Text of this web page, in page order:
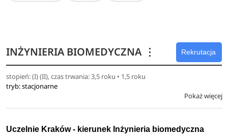
gier, zawansowanego programowania WWW, szeroko
rozumianej grafiki komputerowej, projektowania UX,
informatycznymi, rozwiązań standaryzacyjnych oraz
zaawansowanej inżynierii oprogramowania rozumianej
jako wszystkie aspekty tworzenia oprogramowania od fazy
INŻYNIERIA BIOMEDYCZNA ⋮ Rekrutacja
stopień: (I) (II), czas trwania: 3,5 roku • 1,5 roku
tryb: stacjonarne
Pokaż więcej
Uczelnie Kraków - kierunek Inżynieria biomedyczna